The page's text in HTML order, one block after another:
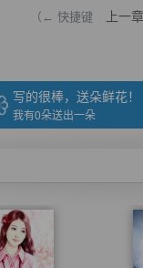
（← 快捷键 上一章
写的很棒，送朵鲜花！
我有0朵送出一朵